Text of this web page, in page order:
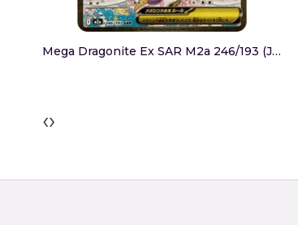
Mega Dragonite Ex SAR M2a 246/193 (JP)
‹›